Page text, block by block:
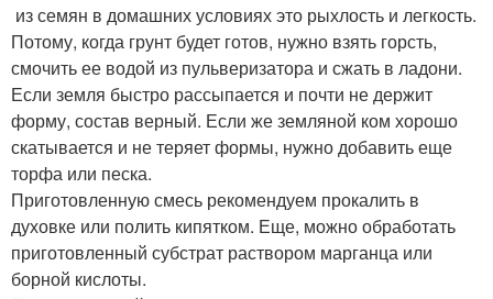
из семян в домашних условиях это рыхлость и легкость.
Потому, когда грунт будет готов, нужно взять горсть,
смочить ее водой из пульверизатора и сжать в ладони.
Если земля быстро рассыпается и почти не держит
форму, состав верный. Если же земляной ком хорошо
скатывается и не теряет формы, нужно добавить еще
торфа или песка.
Приготовленную смесь рекомендуем прокалить в
духовке или полить кипятком. Еще, можно обработать
приготовленный субстрат раствором марганца или
борной кислоты.